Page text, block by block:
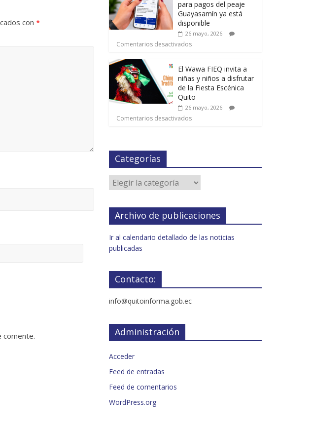
con *
comente.
para pagos del peaje
Guayasamín ya está
disponible
26 mayo, 2026
Comentarios desactivados
El Wawa FIEQ invita a
niñas y niños a disfrutar
de la Fiesta Escénica
Quito
26 mayo, 2026
Comentarios desactivados
Categorías
Archivo de publicaciones
Ir al calendario detallado de las noticias
publicadas
Contacto:
info@quitoinforma.gob.ec
Administración
Acceder
Feed de entradas
Feed de comentarios
WordPress.org